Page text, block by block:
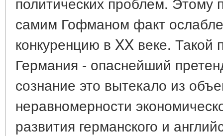
самим Гофманом факт
конкуренцию в XX веке. Такой
Германия - опаснейший
сознание это вытекало из
неравномерности
развития германского и